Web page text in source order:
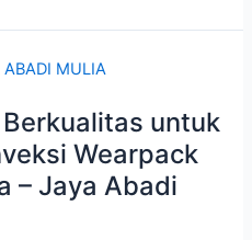
untuk
Wearpack
– Jaya Abadi